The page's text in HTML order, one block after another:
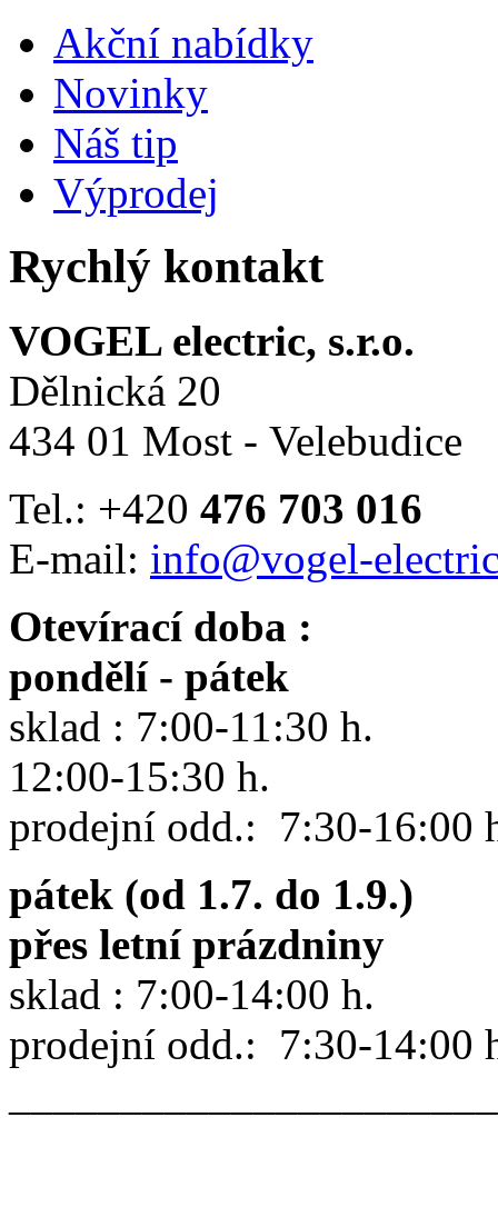
Akční nabídky
Novinky
Náš tip
Výprodej
Rychlý kontakt
VOGEL electric, s.r.o.
Dělnická 20
434 01 Most - Velebudice
Tel.: +420 476 703 016
E-mail: info@vogel-
Otevírací doba :
pondělí - pátek
sklad : 7:00-11:30 h.
12:00-15:30 h.
prodejní odd.: 7:30-16:00
pátek (od 1.7. do 1.9.)
přes letní prázdniny
sklad : 7:00-14:00 h.
prodejní odd.: 7:30-14:00